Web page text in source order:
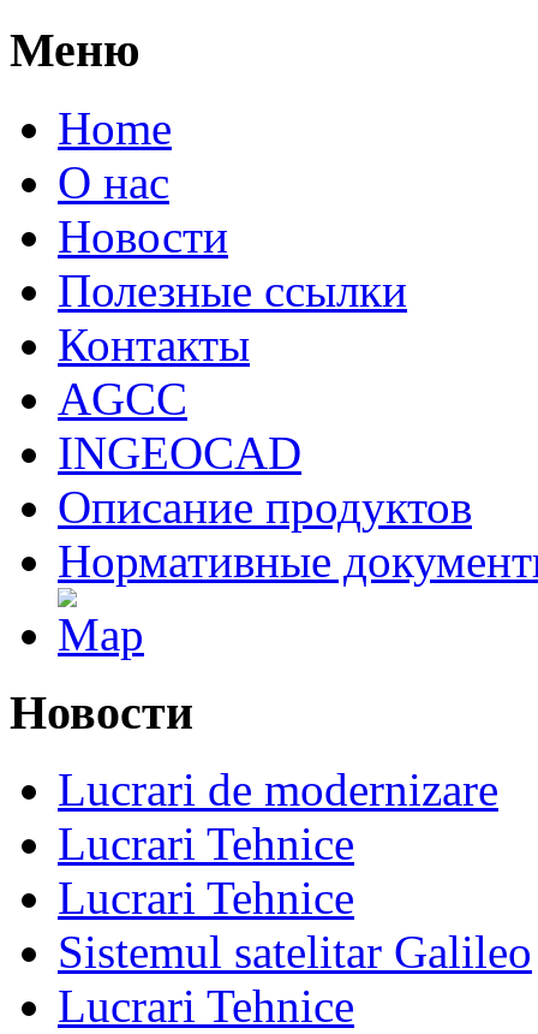
Меню
Home
О нас
Новости
Полезные ссылки
Контакты
AGCC
INGEOCAD
Описание продуктов
Нормативные
Новости
Lucrari de modernizare
Lucrari Tehnice
Lucrari Tehnice
Sistemul satelitar Galileo
Lucrari Tehnice